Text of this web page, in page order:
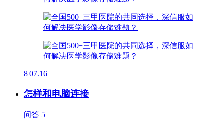
8 07.16
怎样和电脑连接
问答 5